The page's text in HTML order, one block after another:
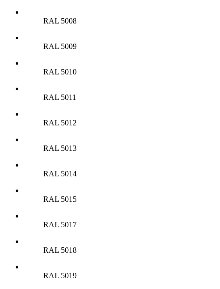
RAL 5008
RAL 5009
RAL 5010
RAL 5011
RAL 5012
RAL 5013
RAL 5014
RAL 5015
RAL 5017
RAL 5018
RAL 5019